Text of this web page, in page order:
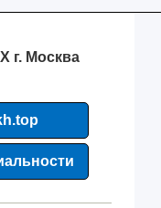
г. Москва